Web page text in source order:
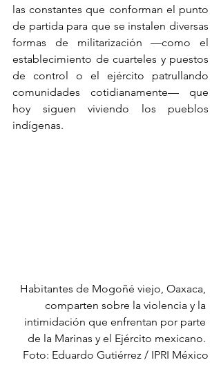
las constantes que conforman el punto
de partida para que se instalen diversas
formas de militarización —como el
establecimiento de cuarteles y puestos
de control o el ejército patrullando
comunidades cotidianamente— que
hoy siguen viviendo los pueblos
indígenas.
Habitantes de Mogoñé viejo, Oaxaca,
comparten sobre la violencia y la
intimidación que enfrentan por parte
de la Marinas y el Ejército mexicano.
Foto: Eduardo Gutiérrez / IPRI México